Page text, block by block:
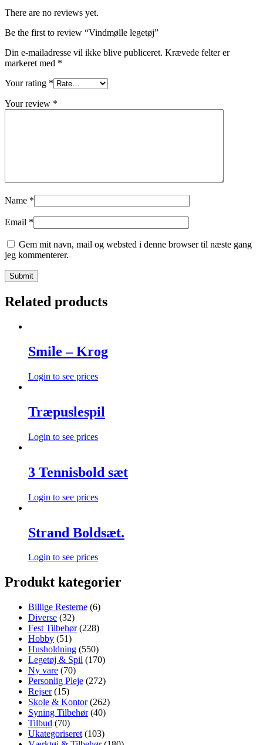
There are no reviews yet.
Be the first to review “Vindmølle legetøj”
Din e-mailadresse vil ikke blive publiceret. Krævede felter er
markeret med *
Your rating *
Your review *
Name *
Email *
Gem mit navn, mail og websted i denne browser til næste gang
jeg kommenterer.
Related products
Smile – Krog
Login to see prices
Træpuslespil
Login to see prices
3 Tennisbold sæt
Login to see prices
Strand Boldsæt.
Login to see prices
Produkt kategorier
Billige Resterne (6)
Diverse (32)
Fest Tilbehør (228)
Hobby (51)
Husholdning (550)
Legetøj & Spil (170)
Ny vare (70)
Personlig Pleje (272)
Rejser (15)
Skole & Kontor (262)
Syning Tilbehør (40)
Tilbud (70)
Ukategoriseret (103)